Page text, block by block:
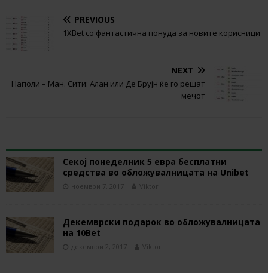
PREVIOUS
1ХBet со фантастична понуда за новите корисници
NEXT
Наполи – Ман. Сити: Алан или Де Брујн ќе го решат
мечот
Секој понеделник 5 евра бесплатни
средства во обложувалницата на Unibet
ноември 7, 2017 Viktor
Декемврски подарок во обложувалницата
на 10Bet
декември 2, 2017 Viktor